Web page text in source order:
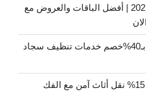
أسعار تخزين عفش بالرياض2027 | أفضل الباقات والعروض مع
شركة تنظيف سجاد بالرياض بـ40%خصم خدمات تنظيف سجاد
دينا نقل عفش حي المهدية بـ 15% نقل أثاث آمن مع الفك